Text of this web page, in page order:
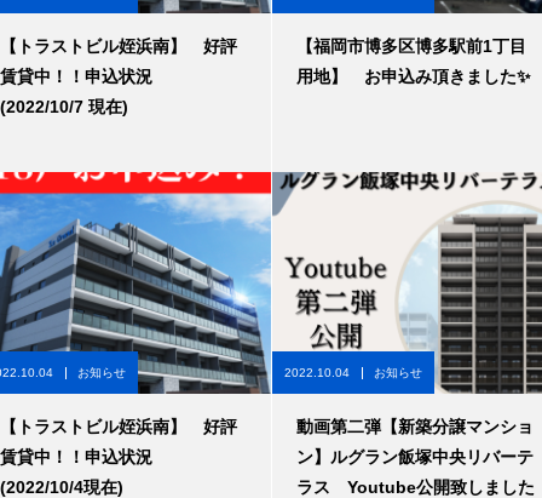
【トラストビル姪浜南】 好評
賃貸中！！申込状況
(2022/10/7 現在)
【福岡市博多区博多駅前1丁目
用地】 お申込み頂きました✨
お知らせ
【トラストビル姪浜南】 好評
賃貸中！！申込状況
(2022/10/4現在)
2022.10.04 お知らせ
動画第二弾【新築分譲マンショ
ン】ルグラン飯塚中央リバーテ
ラス Youtube公開致しました